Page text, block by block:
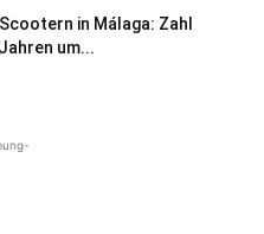
in Málaga: Zahl
um...